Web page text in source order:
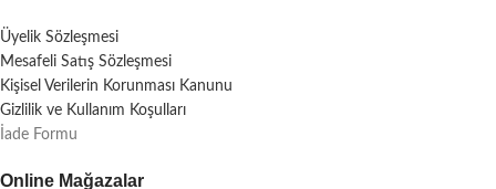
Üyelik Sözleşmesi
Mesafeli Satış Sözleşmesi
Kişisel Verilerin Korunması Kanunu
Gizlilik ve Kullanım Koşulları
İade Formu
Online Mağazalar